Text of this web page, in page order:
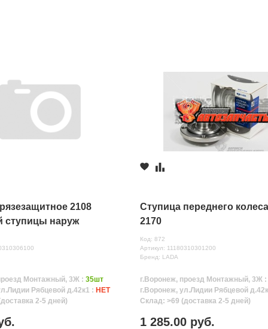
2108
ступицы наруж
Монтажный, 3Ж :35шт
Рябцевой д.42к1 : НЕТ
2-5 дней)
Ступица переднего
2170
Код: 872
Артикул: 11180310301200
Бренд: LADA
г.Воронеж, проезд Монтажный, 3Ж
г.Воронеж, ул.Лидии Рябцевой
Склад: >69 (доставка 2-5 дней)
1 285.00 руб.